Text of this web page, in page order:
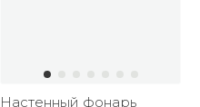
Настенный фонарь